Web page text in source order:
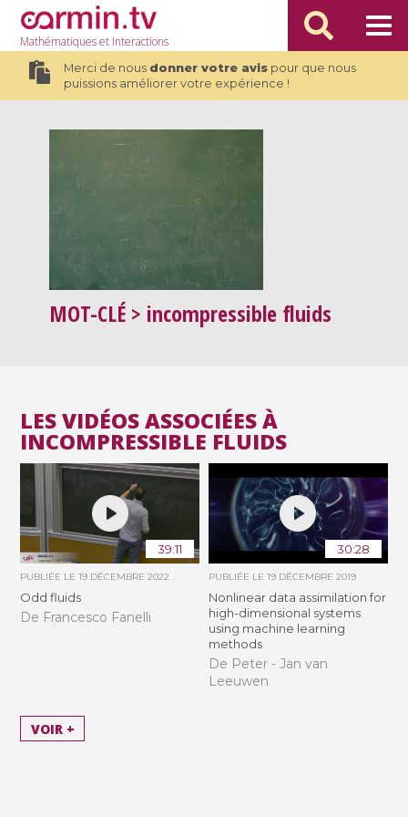
Mathématiqueset Interactions
Merci de nous donner votre avispour que nous
puissions améliorer votre expérience !
MOT-CLÉ > incompressible fluids
LES VIDÉOS ASSOCIÉES À
INCOMPRESSIBLE FLUIDS
39:11
PUBLIÉE LE19 DÉCEMBRE 2022
Odd fluids
De Francesco Fanelli
30:28
PUBLIÉE LE 19 DÉCEMBRE 2019
Nonlinear data assimilation for
high-dimensional systems
using machine learning
methods
De Peter - Jan van
Leeuwen
VOIR +